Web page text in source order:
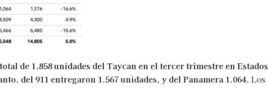
de 1.858 unidades del Taycan en el tercer trimestre en Estados
del 911 entregaron 1.567 unidades, y del Panamera 1.064. Los